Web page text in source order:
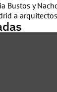
Bustos y
a